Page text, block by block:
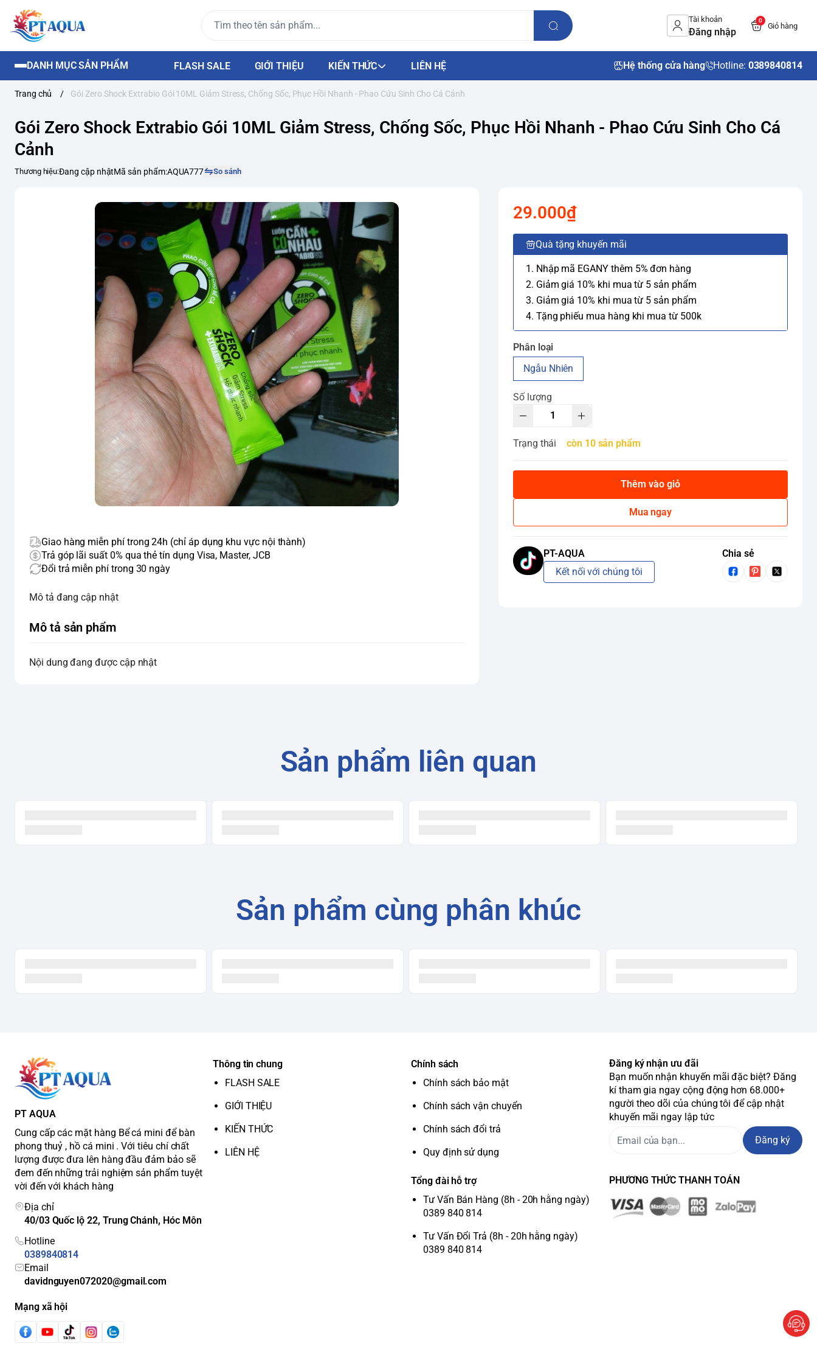
Tài khoản
Đăng nhập
0
Giỏ hàng
DANH MỤC SẢN PHẨM FLASH SALE GIỚI THIỆU KIẾN THỨC LIÊN HỆ Hệ thống cửa hàng Hotline: 0389840814
Trang chủ / Gói Zero Shock Extrabio Gói 10ML Giảm Stress, Chống Sốc, Phục Hồi Nhanh - Phao Cứu Sinh Cho Cá Cảnh
Gói Zero Shock Extrabio Gói 10ML Giảm Stress, Chống Sốc, Phục Hồi Nhanh - Phao Cứu Sinh Cho Cá
Cảnh
Thương hiệu:Đang cập nhậtMã sản phẩm:AQUA777 So sánh
29.000₫
Quà tặng khuyến mãi
1. Nhập mã EGANY thêm 5% đơn hàng
2. Giảm giá 10% khi mua từ 5 sản phẩm
3. Giảm giá 10% khi mua từ 5 sản phẩm
4. Tặng phiếu mua hàng khi mua từ 500k
Phân loại
Ngẫu Nhiên
Số lượng
Trạng thái còn 10 sản phẩm
Thêm vào giỏ
Mua ngay
PT-AQUA
Kết nối với chúng tôi
Chia sẻ
Giao hàng miễn phí trong 24h (chỉ áp dụng khu vực nội thành)
Trả góp lãi suất 0% qua thẻ tín dụng Visa, Master, JCB
Đổi trả miễn phí trong 30 ngày
Mô tả đang cập nhật
Mô tả sản phẩm
Nội dung đang được cập nhật
Sản phẩm liên quan
Sản phẩm cùng phân khúc
PT AQUA
Cung cấp các mặt hàng Bể cá mini để bàn
phong thuỷ , hồ cá mini . Với tiêu chí chất
lượng được đưa lên hàng đầu đảm bảo sẽ
đem đến những trải nghiệm sản phẩm tuyệt
vời đến với khách hàng
Địa chỉ
40/03 Quốc lộ 22, Trung Chánh, Hóc Môn
Hotline
0389840814
Email
davidnguyen072020@gmail.com
Mạng xã hội
Thông tin chung
FLASH SALE
GIỚI THIỆU
KIẾN THỨC
LIÊN HỆ
Chính sách
Chính sách bảo mật
Chính sách vận chuyển
Chính sách đổi trả
Quy định sử dụng
Tổng đài hỗ trợ
Tư Vấn Bán Hàng (8h - 20h hằng ngày)
0389 840 814
Tư Vấn Đổi Trả (8h - 20h hằng ngày)
0389 840 814
Đăng ký nhận ưu đãi
Bạn muốn nhận khuyến mãi đặc biệt? Đăng
kí tham gia ngay cộng động hơn 68.000+
người theo dõi của chúng tôi để cập nhật
khuyến mãi ngay lập tức
Đăng ký
PHƯƠNG THỨC THANH TOÁN